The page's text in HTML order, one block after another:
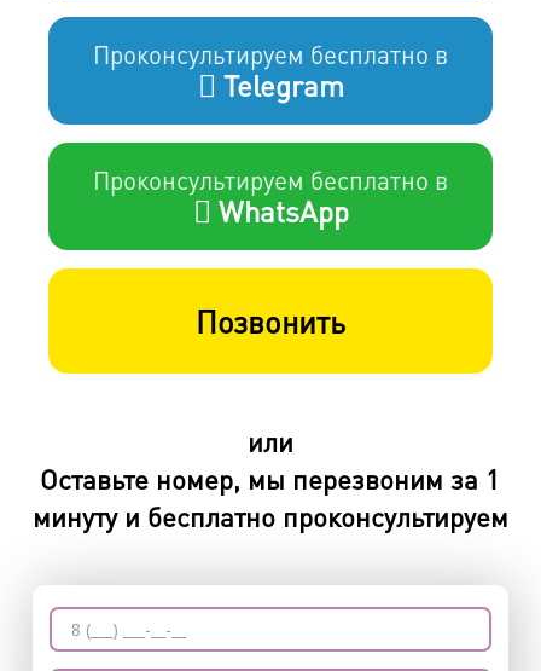
Проконсультируем бесплатно в
Telegram
Проконсультируем бесплатно в
WhatsApp
Позвонить
или
Оставьте номер, мы перезвоним за 1
минуту и бесплатно проконсультируем